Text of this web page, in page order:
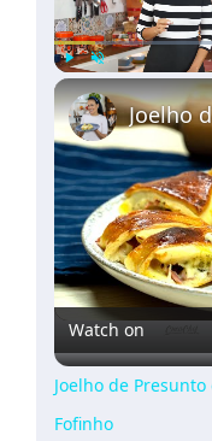
Watch on
Joelho de
Fofinho